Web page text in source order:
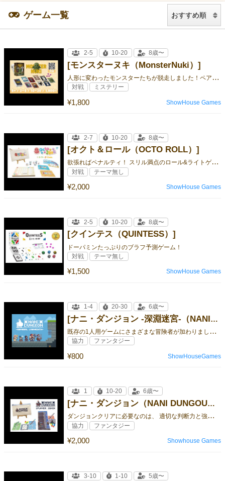
ゲーム一覧
[モンスターヌキ（MonsterNuki）]
人
形に変わったモンスターたちが脱走しました！ペアを揃えて無事に捕獲してください！
¥1,800
2-5 10-20 8歳〜
対戦 ミステリー
ShowHouse Games
[オクト＆ロール（OCTO ROLL）]
欲
張ればペナルティ！ スリル満点のロール&ライトゲーム！
¥2,000
2-7 10-20 8歳〜
対戦 テーマ無し
ShowHouse Games
[クインテス（QUINTESS）]
ドーパミンたっぷりのブラフ予測ゲーム！
¥1,500
2-5 10-20 8歳〜
対戦 テーマ無し
ShowHouse Games
[ナニ・ダンジョン -深淵迷宮-（NANI DUNGOUN -Abyssal Labyrinth- ）]
既
存の1人用ゲームにさまざまな冒険者が加わりました。 一緒にダンジョンを攻略してみましょう！
¥800
1-4 20-30 6歳〜
協力 ファンタジー
ShowHouseGames
[ナニ・ダンジョン（NANI DUNGOUN）]
ダ
ンジョンクリアに必要なのは、 適切な判断力と強力な運！ 両方を捕まえられるか 試してみましょう！
¥2,000
1 10-20 6歳〜
協力 ファンタジー
Showhouse Games
3-10 1-10 5歳〜